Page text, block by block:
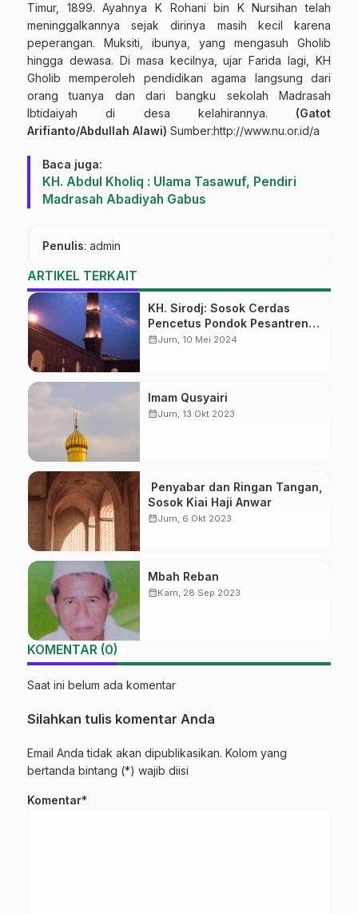
Timur, 1899. Ayahnya K Rohani bin K Nursihan telah
meninggalkannya sejak dirinya masih kecil karena
peperangan. Muksiti, ibunya, yang mengasuh Gholib
hingga dewasa. Di masa kecilnya, ujar Farida lagi, KH
Gholib memperoleh pendidikan agama langsung dari
orang tuanya dan dari bangku sekolah Madrasah
Ibtidaiyah di desa kelahirannya.
(Gatot
Arifianto/Abdullah Alawi) Sumber:http://www.nu.or.id/a
Baca juga:
KH. Abdul Kholiq : Ulama Tasawuf, Pendiri
Madrasah Abadiyah Gabus
Penulis: admin
ARTIKEL TERKAIT
KH. Sirodj: Sosok Cerdas
Pencetus Pondok Pesantren
Wetan Banon
calendar_monthJum, 10 Mei 2024
Imam Qusyairi
calendar_monthJum, 13 Okt 2023
Penyabar dan Ringan Tangan,
Sosok Kiai Haji Anwar
calendar_monthJum, 6 Okt 2023
Mbah Reban
calendar_monthKam, 28 Sep 2023
KOMENTAR (0)
Saat ini belum ada komentar
Silahkan tulis komentar Anda
Email Anda tidak akan dipublikasikan. Kolom yang
bertanda bintang (*) wajib diisi
Komentar*